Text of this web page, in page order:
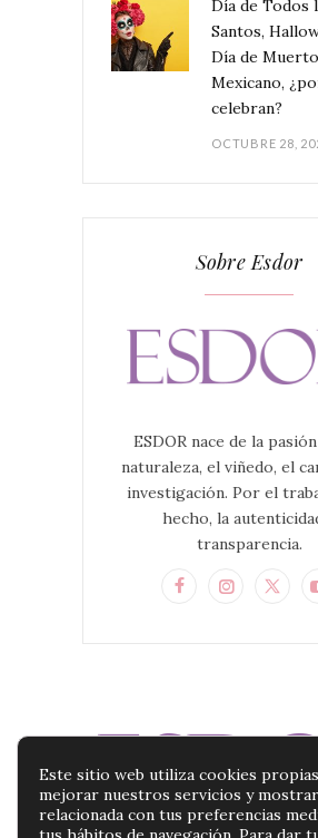
Día de Todos
Santos,
Día de
Mexicano,
celebran?
OCTUBRE 28,
Sobre Esdor
ESDOR nace de la
naturaleza, el viñedo, el
investigación. Por el
hecho, la
transparencia.
Este sitio web utiliza cookies
mejorar nuestros servicios y
relacionada con tus preferencias